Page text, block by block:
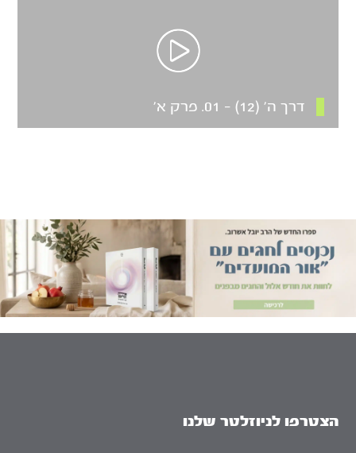
דרך ה’ (12) – 01. פרק א’
הצטרפו לניוזלטר שלנו